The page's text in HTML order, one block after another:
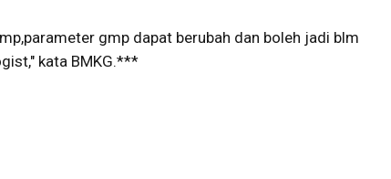
gmp dapat berubah dan boleh jadi blm
kata BMKG.***